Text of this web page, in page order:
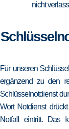
nicht
Für unseren
ergänzend zu den
Schlüsselnotdienst
Wort Notdienst
Notfall eintritt. Das